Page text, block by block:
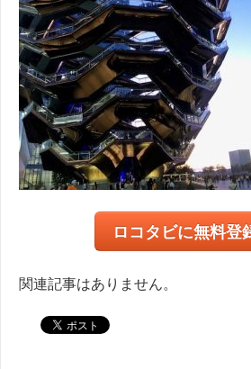
ロコタビに無料登
関連記事はありません。